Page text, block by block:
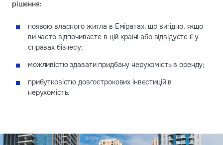
рішення:
появою власного житла в Еміратах, що вигідно, якщо
ви часто відпочиваєте в цій країні або відвідуєте її у
справах бізнесу;
можливістю здавати придбану нерухомість в оренду;
прибутковістю довгострокових інвестицій в
нерухомість.